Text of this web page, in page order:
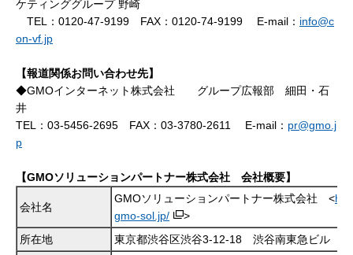
ケティンググループ 野崎
TEL：0120-47-9199 FAX：0120-74-9199 E-mail： info@c
on-vf.jp
【報道関係お問い合わせ先】
◆GMOインターネット株式会社 グループ広報部 細田・石
井
TEL：03-5456-2695 FAX：03-3780-2611 E-mail： pr@gmo.j
p
【GMOソリューションパートナー株式会社 会社概要】
会社名
GMOソリューションパートナー株式会社 <
gmo-sol.jp/
>
所在地
東京都渋谷区渋谷3-12-18 渋谷南東急ビル